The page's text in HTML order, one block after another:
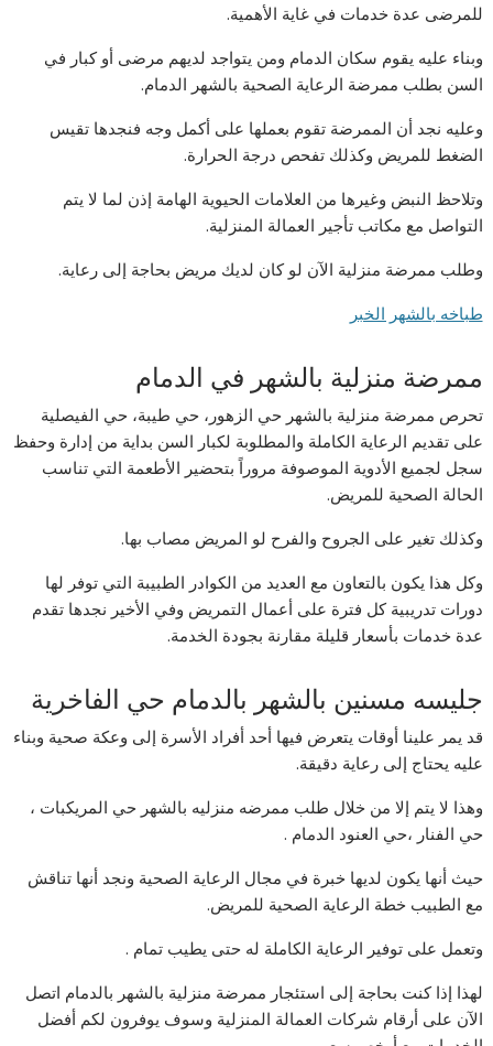
للمرضى عدة خدمات في غاية الأهمية.
وبناء عليه يقوم سكان الدمام ومن يتواجد لديهم مرضى أو كبار في
السن بطلب ممرضة الرعاية الصحية بالشهر الدمام.
وعليه نجد أن الممرضة تقوم بعملها على أكمل وجه فنجدها تقيس
الضغط للمريض وكذلك تفحص درجة الحرارة.
وتلاحظ النبض وغيرها من العلامات الحيوية الهامة إذن لما لا يتم
التواصل مع مكاتب تأجير العمالة المنزلية.
وطلب ممرضة منزلية الآن لو كان لديك مريض بحاجة إلى رعاية.
طباخه بالشهر الخبر
ممرضة منزلية بالشهر في الدمام
تحرص ممرضة منزلية بالشهر حي الزهور، حي طيبة، حي الفيصلية
على تقديم الرعاية الكاملة والمطلوبة لكبار السن بداية من إدارة وحفظ
سجل لجميع الأدوية الموصوفة مروراً بتحضير الأطعمة التي تناسب
الحالة الصحية للمريض.
وكذلك تغير على الجروح والفرح لو المريض مصاب بها.
وكل هذا يكون بالتعاون مع العديد من الكوادر الطبيبة التي توفر لها
دورات تدريبية كل فترة على أعمال التمريض وفي الأخير نجدها تقدم
عدة خدمات بأسعار قليلة مقارنة بجودة الخدمة.
جليسه مسنين بالشهر بالدمام حي الفاخرية
قد يمر علينا أوقات يتعرض فيها أحد أفراد الأسرة إلى وعكة صحية وبناء
عليه يحتاج إلى رعاية دقيقة.
وهذا لا يتم إلا من خلال طلب ممرضه منزليه بالشهر حي المريكبات ،
حي الفنار ،حي العنود الدمام .
حيث أنها يكون لديها خبرة في مجال الرعاية الصحية ونجد أنها تناقش
مع الطبيب خطة الرعاية الصحية للمريض.
وتعمل على توفير الرعاية الكاملة له حتى يطيب تمام .
لهذا إذا كنت بحاجة إلى استئجار ممرضة منزلية بالشهر بالدمام اتصل
الآن على أرقام شركات العمالة المنزلية وسوف يوفرون لكم أفضل